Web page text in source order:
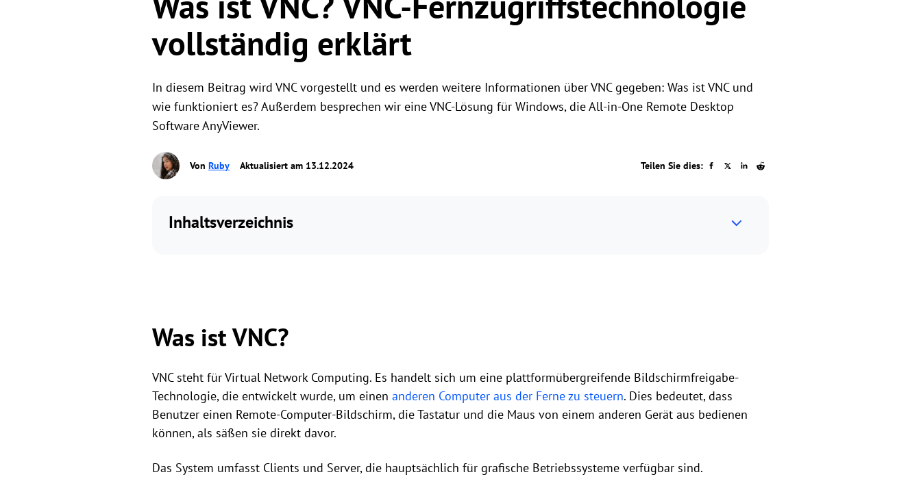
Rollenberechtigungsverwaltung
Benutzerzugriff mit flexiblen Berechtigungen
vollständig erklärt
In diesem Beitrag wird VNC vorgestellt und es werden weitere Informationen über VNC gegeben: Was ist VNC und
wie funktioniert es? Außerdem besprechen wir eine VNC-Lösung für Windows, die All-in-One Remote Desktop
Software AnyViewer.
Von Ruby Aktualisiert am 13.12.2024 Teilen Sie dies:
Inhaltsverzeichnis
Was ist VNC?
VNC steht für Virtual Network Computing. Es handelt sich um eine plattformübergreifende Bildschirmfreigabe-
Technologie, die entwickelt wurde, um einen anderen Computer aus der Ferne zu steuern. Dies bedeutet, dass
Benutzer einen Remote-Computer-Bildschirm, die Tastatur und die Maus von einem anderen Gerät aus bedienen
können, als säßen sie direkt davor.
Das System umfasst Clients und Server, die hauptsächlich für grafische Betriebssysteme verfügbar sind.